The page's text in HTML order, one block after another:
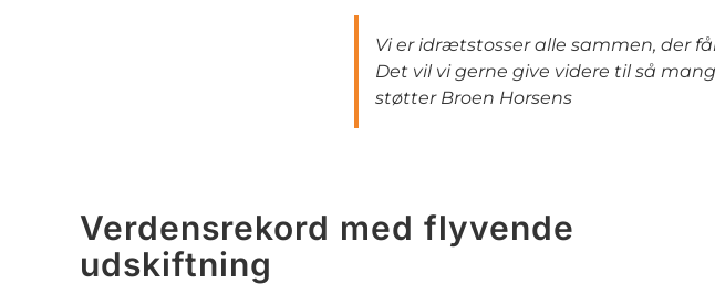
Vi er idrætstosser alle sammen, der
Det vil vi gerne give videre til så
støtter Broen Horsens
Verdensrekord med flyvende
udskiftning